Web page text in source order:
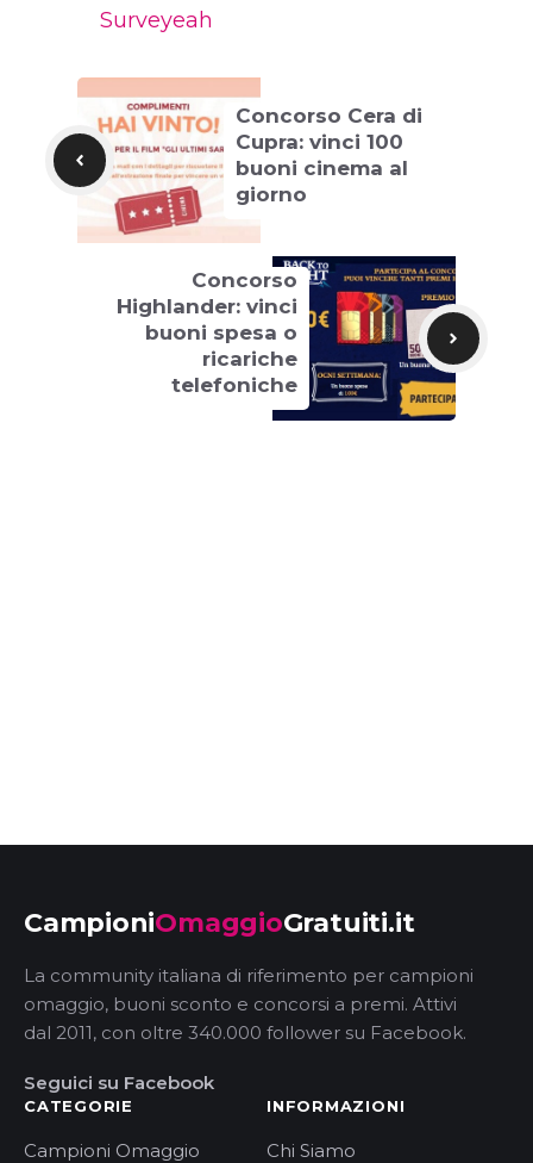
Surveyeah
Concorso Cera di
Cupra: vinci 100
buoni cinema al
giorno
Concorso
Highlander: vinci
buoni spesa o
ricariche
telefoniche
CampioniOmaggioGratuiti.it
La community italiana di riferimento per campioni
omaggio, buoni sconto e concorsi a premi. Attivi
dal 2011, con oltre 340.000 follower su Facebook.
Seguici su Facebook
CATEGORIE
Campioni Omaggio
INFORMAZIONI
Chi Siamo